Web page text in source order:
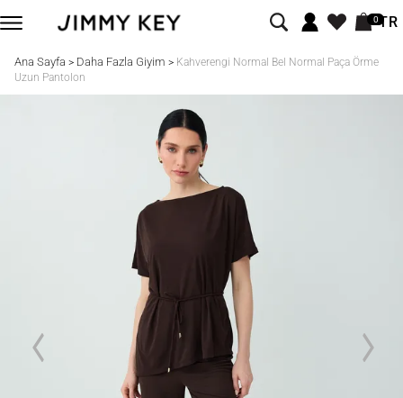
0TR
Ana Sayfa > Daha Fazla Giyim > Kahverengi Normal Bel Normal Paça Örme
Uzun Pantolon